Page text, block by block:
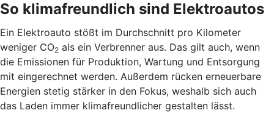
So klimafreundlich sind Elektroautos
Ein Elektroauto stößt im Durchschnitt pro Kilometer
weniger CO2 als ein Verbrenner aus. Das gilt auch, wenn
die Emissionen für Produktion, Wartung und Entsorgung
mit eingerechnet werden. Außerdem rücken erneuerbare
Energien stetig stärker in den Fokus, weshalb sich auch
das Laden immer klimafreundlicher gestalten lässt.